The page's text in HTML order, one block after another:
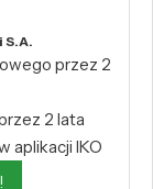
S.A.
przez 2
2 lata
aplikacji IKO